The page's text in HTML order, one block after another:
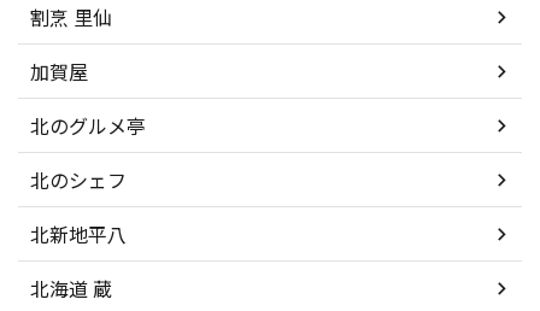
割烹 里仙
加賀屋
北のグルメ亭
北のシェフ
北新地平八
北海道 蔵